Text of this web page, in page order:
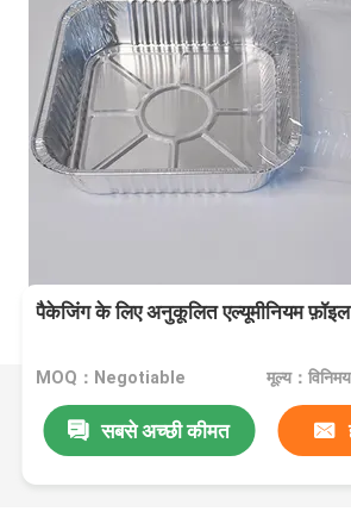
पैकेजिंग के लिए अनुकूलित एल्यूमीनियम
MOQ：Negotiable मूल्य：
सबसे अच्छी कीमत